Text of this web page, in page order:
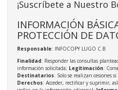
¡Suscríbete a Nuestro
INFORMACIÓN
PROTECCIÓN DE
Responsable: INFOCOPY LUGO C.B
Finalidad: Responder las consultas
información solicitada; Legitimación:
Destinatarios: Solo se realizan cesiones
Derechos: Acceder, rectificar y suprimir,